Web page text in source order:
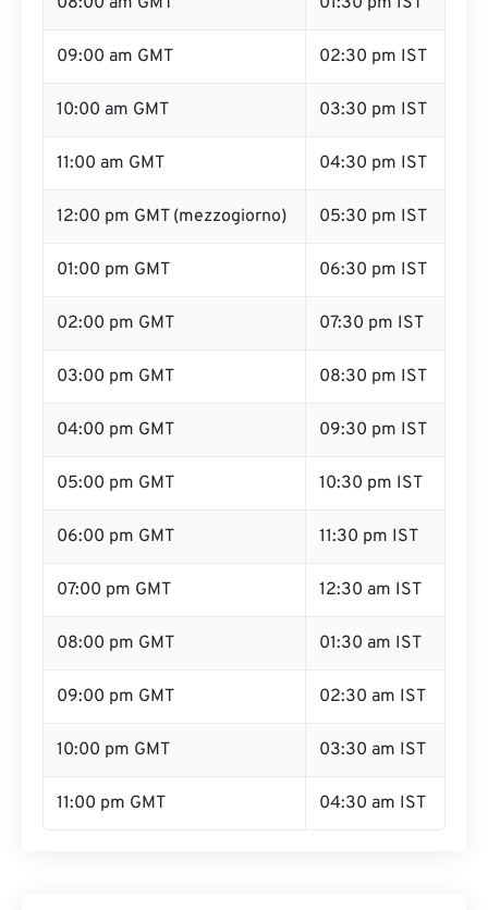
09:00 am GMT 02:30 pm IST
10:00 am GMT 03:30 pm IST
11:00 am GMT 04:30 pm IST
12:00 pm GMT (mezzogiorno) 05:30 pm IST
01:00 pm GMT 06:30 pm IST
02:00 pm GMT 07:30 pm IST
03:00 pm GMT 08:30 pm IST
04:00 pm GMT 09:30 pm IST
05:00 pm GMT 10:30 pm IST
06:00 pm GMT 11:30 pm IST
07:00 pm GMT 12:30 am IST
08:00 pm GMT 01:30 am IST
09:00 pm GMT 02:30 am IST
10:00 pm GMT 03:30 am IST
11:00 pm GMT 04:30 am IST